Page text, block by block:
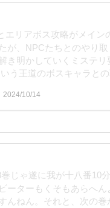
エリアボス攻略がメイ
が、NPCたちとのやり
き明かしていくミステ
う王道のボスキャラと
2024/10/14
じゃ遂に我が十八番10
ターもくそもあらへん
んねん。それと、次の